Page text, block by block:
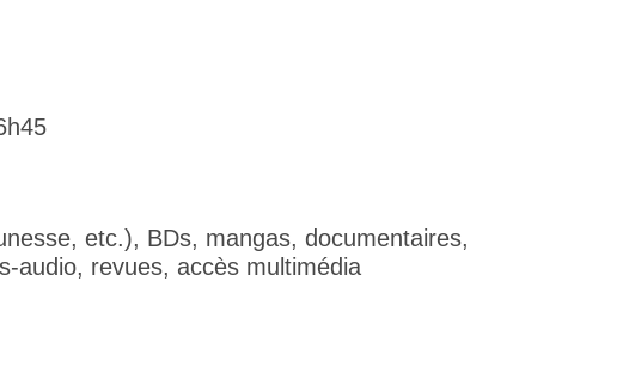
etc.), BDs, mangas, documentaires,
audio, revues, accès multimédia